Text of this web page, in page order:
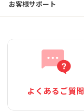
お客様サポート
よくあるご質問